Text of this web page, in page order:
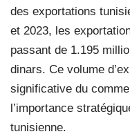
des exportations
et 2023, les
passant de 1.195
dinars. Ce volume
significative du
l’importance
tunisienne.